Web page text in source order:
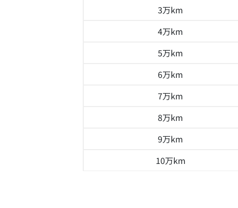
3万km
4万km
5万km
6万km
7万km
8万km
9万km
10万km